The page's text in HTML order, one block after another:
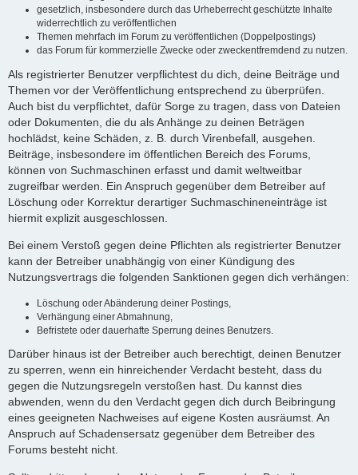
gesetzlich, insbesondere durch das Urheberrecht geschützte Inhalte
widerrechtlich zu veröffentlichen
Themen mehrfach im Forum zu veröffentlichen (Doppelpostings)
das Forum für kommerzielle Zwecke oder zweckentfremdend zu nutzen.
Als registrierter Benutzer verpflichtest du dich, deine Beiträge und
Themen vor der Veröffentlichung entsprechend zu überprüfen.
Auch bist du verpflichtet, dafür Sorge zu tragen, dass von Dateien
oder Dokumenten, die du als Anhänge zu deinen Beträgen
hochlädst, keine Schäden, z. B. durch Virenbefall, ausgehen.
Beiträge, insbesondere im öffentlichen Bereich des Forums,
können von Suchmaschinen erfasst und damit weltweitbar
zugreifbar werden. Ein Anspruch gegenüber dem Betreiber auf
Löschung oder Korrektur derartiger Suchmaschineneinträge ist
hiermit explizit ausgeschlossen.
Bei einem Verstoß gegen deine Pflichten als registrierter Benutzer
kann der Betreiber unabhängig von einer Kündigung des
Nutzungsvertrags die folgenden Sanktionen gegen dich verhängen:
Löschung oder Abänderung deiner Postings,
Verhängung einer Abmahnung,
Befristete oder dauerhafte Sperrung deines Benutzers.
Darüber hinaus ist der Betreiber auch berechtigt, deinen Benutzer
zu sperren, wenn ein hinreichender Verdacht besteht, dass du
gegen die Nutzungsregeln verstoßen hast. Du kannst dies
abwenden, wenn du den Verdacht gegen dich durch Beibringung
eines geeigneten Nachweises auf eigene Kosten ausräumst. An
Anspruch auf Schadensersatz gegenüber dem Betreiber des
Forums besteht nicht.